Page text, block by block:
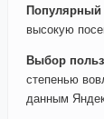
Популярный
высокую
Выбор
степенью
данным